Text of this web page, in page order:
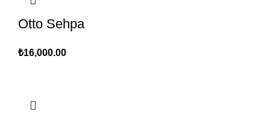
Otto Sehpa
₺16,000.00